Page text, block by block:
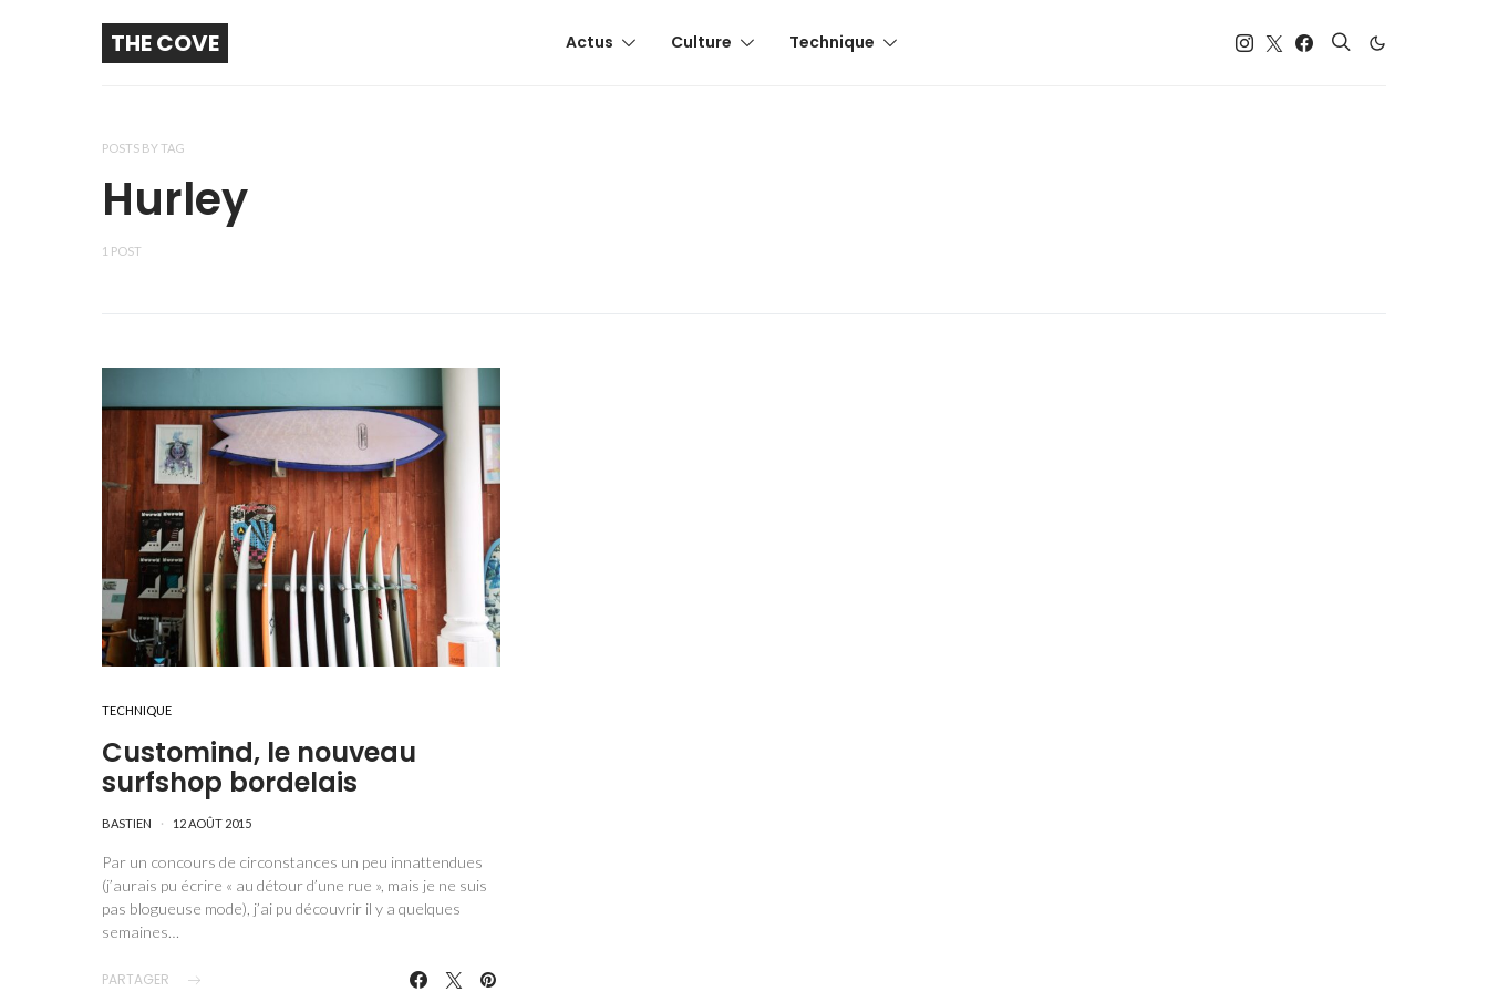
THE COVE Actus Culture Technique
POSTS BY TAG
Hurley
1 POST
TECHNIQUE
Customind, le nouveau
surfshop bordelais
BASTIEN 12 AOÛT 2015
Par un concours de circonstances un peu innattendues
(j’aurais pu écrire « au détour d’une rue », mais je ne suis
pas blogueuse mode), j’ai pu découvrir il y a quelques
semaines…
PARTAGER